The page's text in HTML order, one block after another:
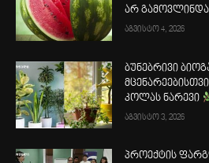
არ გამოვლინდა
აგვისტო 4, 2026
ბუნებრივი
კოლას ნარევი
აგვისტო 3, 2026
პროექტის